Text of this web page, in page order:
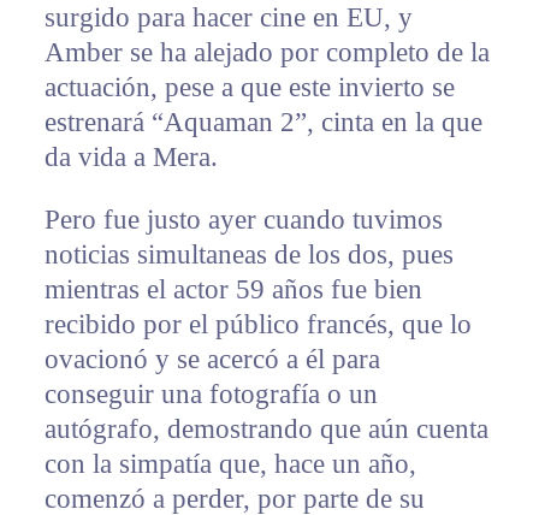
surgido para hacer cine en EU, y
Amber se ha alejado por completo de la
actuación, pese a que este invierto se
estrenará “Aquaman 2”, cinta en la que
da vida a Mera.
Pero fue justo ayer cuando tuvimos
noticias simultaneas de los dos, pues
mientras el actor 59 años fue bien
recibido por el público francés, que lo
ovacionó y se acercó a él para
conseguir una fotografía o un
autógrafo, demostrando que aún cuenta
con la simpatía que, hace un año,
comenzó a perder, por parte de su